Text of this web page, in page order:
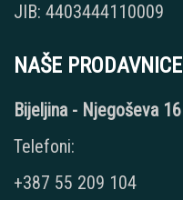
JIB: 4403444110009
NAŠE PRODAVNICE
Bijeljina - Njegoševa 16
Telefoni:
+387 55 209 104